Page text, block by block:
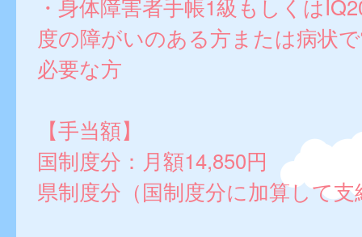
・身体障害者手帳1級もしくは
度の障がいのある方または病状
必要な方
【手当額】
国制度分：月額14,850円
県制度分（国制度分に加算して支